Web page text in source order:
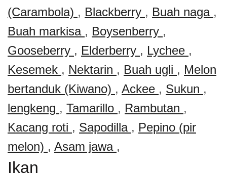
(Carambola) , Blackberry , Buah naga ,
Buah markisa , Boysenberry ,
Gooseberry , Elderberry , Lychee ,
Kesemek , Nektarin , Buah ugli , Melon
bertanduk (Kiwano) , Ackee , Sukun ,
lengkeng , Tamarillo , Rambutan ,
Kacang roti , Sapodilla , Pepino (pir
melon) , Asam jawa ,
Ikan